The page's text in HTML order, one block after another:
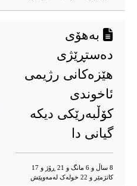
بەهۆی
دەستڕێژی
هێزەکانی رژیمی
ئاخوندی
کۆڵبەرێکی دیکە
گیانی دا
8 ساڵ و 6 مانگ و 21 ڕۆژ و 17
کاتژمێر و 22 خوله‌ک له‌مه‌وپێش‌